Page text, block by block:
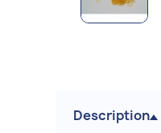
Description